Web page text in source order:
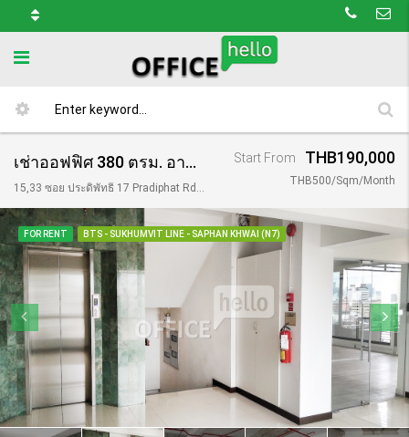
เช่าออฟฟิศ 380 ตรม. อาคาร 33 Space Pradipat
15,33 ซอย ประดิพัทธิ์ 17 Pradiphat Rd, Khwaeng Samsen Nai, Khet Phaya Thai, Krung Thep Maha Nakhon 10400, Thailand
Start From THB190,000
THB500/Sqm/Month
FOR RENT BTS - SUKHUMVIT LINE - SAPHAN KHWAI (N7)